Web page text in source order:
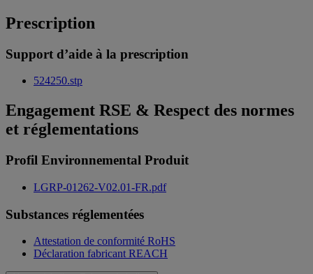
Prescription
Support d’aide à la prescription
524250.stp
Engagement RSE & Respect des normes
et réglementations
Profil Environnemental Produit
LGRP-01262-V02.01-FR.pdf
Substances réglementées
Attestation de conformité RoHS
Déclaration fabricant REACH